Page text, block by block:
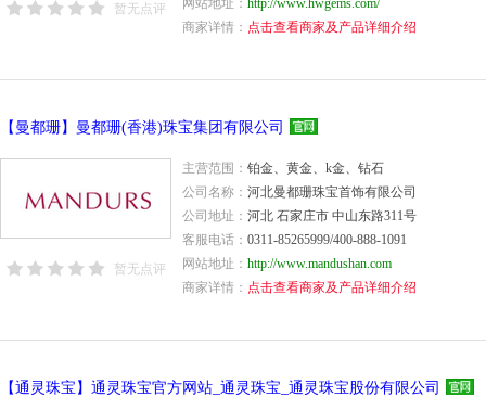
暂无点评
网站地址：http://www.hwgems.com/
商家详情： 点击查看商家及产品详细介绍
【曼都珊】曼都珊(香港)珠宝集团有限公司
暂无点评
主营范围：铂金、黄金、k金、钻石
公司名称：河北曼都珊珠宝首饰有限公司
公司地址：河北 石家庄市 中山东路311号
客服电话：0311-85265999/400-888-1091
网站地址：http://www.mandushan.com
商家详情： 点击查看商家及产品详细介绍
【通灵珠宝】通灵珠宝官方网站_通灵珠宝_通灵珠宝股份有限公司